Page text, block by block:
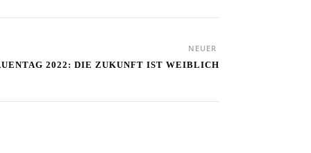
NEUER
2022: DIE ZUKUNFT IST WEIBLICH